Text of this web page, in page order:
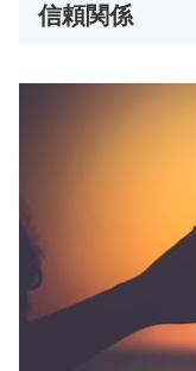
信頼関係